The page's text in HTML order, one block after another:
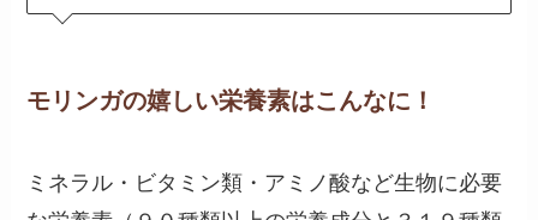
モリンガの嬉しい栄養素はこんなに！
ミネラル・ビタミン類・アミノ酸など生物に必要